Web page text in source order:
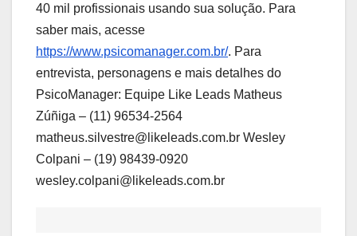
40 mil profissionais usando sua solução. Para
saber mais, acesse
https://www.psicomanager.com.br/. Para
entrevista, personagens e mais detalhes do
PsicoManager: Equipe Like Leads Matheus
Zúñiga – (11) 96534-2564
matheus.silvestre@likeleads.com.br Wesley
Colpani – (19) 98439-0920
wesley.colpani@likeleads.com.br